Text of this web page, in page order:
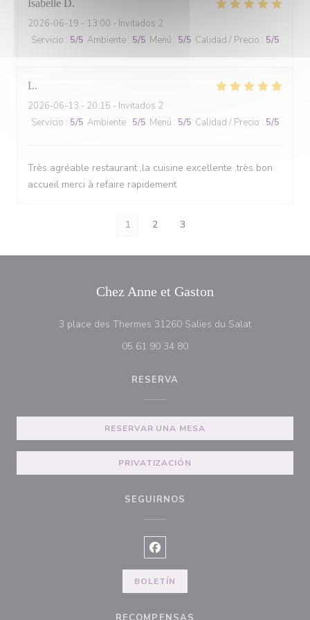
Isabelle D
2026-06-19 - 13:00 - Invitados 2
Servicio : 5/5 Ambiente : 5/5 Menú : 5/5 Calidad / Precio : 5/5
L
2026-06-13 - 20:15 - Invitados 2
Servicio : 5/5 Ambiente : 5/5 Menú : 5/5 Calidad / Precio : 5/5
Très agréable restaurant ,la cuisine excellente ,très bon
accueil merci à refaire rapidement
1 2 3
Chez Anne et Gaston
3 place des Thermes 31260 Salies du Salat((abre en
05 61 90 34 80
RESERVA
RESERVAR UNA MESA
PRIVATIZACIÓN
SEGUIRNOS
Facebook ((abre en una nueva
BOLETÍN